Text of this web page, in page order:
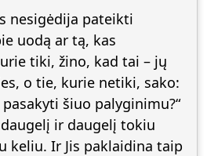
nesigėdija pateikti
uodą ar tą, kas
tiki, žino, kad tai – jų
o tie, kurie netiki, sako:
šiuo palyginimu?“
ir daugelį tokiu
keliu. Ir Jis paklaidina taip